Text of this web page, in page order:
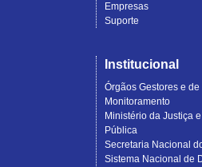
Empresas
Suporte
Institucional
Órgãos Gestores e de
Monitoramento
Ministério da Justiça
Pública
Secretaria Nacional
Sistema Nacional de